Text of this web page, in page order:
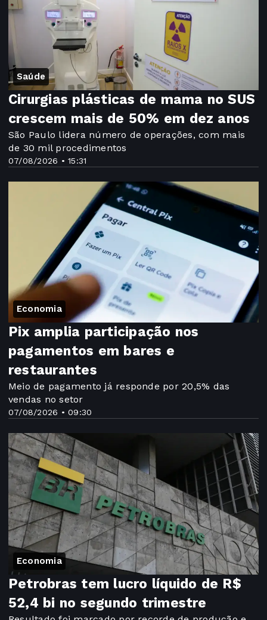
Saúde
07/08/2026 • 15:31
Cirurgias plásticas de mama no SUS
crescem mais de 50% em dez anos
São Paulo lidera número de operações, com mais
de 30 mil procedimentos
Economia
07/08/2026 • 09:30
Pix amplia participação nos
pagamentos em bares e
restaurantes
Meio de pagamento já responde por 20,5% das
vendas no setor
Economia
Petrobras tem lucro líquido de R$
52,4 bi no segundo trimestre